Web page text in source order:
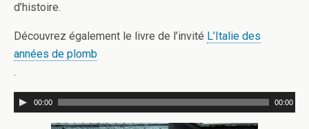
d’histoire.
Découvrez également le livre de l’invité L’Italie des
années de plomb
.
00:00 00:00